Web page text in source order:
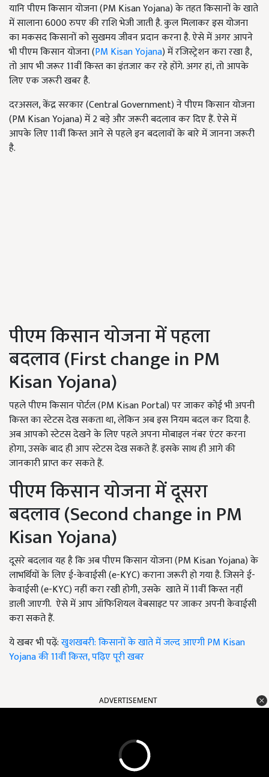
यानि पीएम किसान योजना (PM Kisan Yojana) के तहत किसानों के खाते
में सालाना 6000 रुपए की राशि भेजी जाती है. कुल मिलाकर इस योजना
का मकसद किसानों को सुखमय जीवन प्रदान करना है. ऐसे में अगर आपने
भी पीएम किसान योजना (PM Kisan Yojana) में रजिस्ट्रेशन करा रखा है,
तो आप भी जरूर 11वीं किस्त का इंतजार कर रहे होंगे. अगर हां, तो आपके
लिए एक जरूरी खबर है.
दरअसल, केंद्र सरकार (Central Government) ने पीएम किसान योजना
(PM Kisan Yojana) में 2 बड़े और जरूरी बदलाव कर दिए हैं. ऐसे में
आपके लिए 11वीं किस्त आने से पहले इन बदलावों के बारे में जानना जरूरी
है.
पीएम किसान योजना में पहला
बदलाव (First change in PM
Kisan Yojana)
पहले पीएम किसान पोर्टल (PM Kisan Portal) पर जाकर कोई भी अपनी
किस्त का स्टेटस देख सकता था, लेकिन अब इस नियम बदल कर दिया है.
अब आपको स्टेटस देखने के लिए पहले अपना मोबाइल नंबर एंटर करना
होगा, उसके बाद ही आप स्टेटस देख सकते हैं. इसके साथ ही आगे की
जानकारी प्राप्त कर सकते हैं.
पीएम किसान योजना में दूसरा
बदलाव (Second change in PM
Kisan Yojana)
दूसरे बदलाव यह है कि अब पीएम किसान योजना (PM Kisan Yojana) के
लाभर्थियों के लिए ई-केवाईसी (e-KYC) कराना जरूरी हो गया है. जिसने ई-
केवाईसी (e-KYC) नहीं करा रखी होगी, उसके खाते में 11वीं किस्त नहीं
डाली जाएगी. ऐसे में आप ऑफिशियल वेबसाइट पर जाकर अपनी केवाईसी
करा सकते हैं.
ये खबर भी पढ़ें:खुशखबरी: किसानों के खाते में जल्द आएगी PM Kisan
Yojana की 11वीं किस्त, पढ़िए पूरी खबर
ADVERTISEMENT